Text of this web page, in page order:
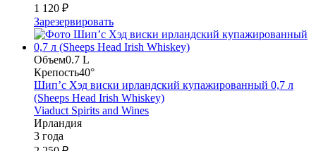
1 120 ₽
Зарезервировать
Объем0.7 L
Крепость40°
Шип’с Хэд виски ирландский купажированный 0,7 л
(Sheeps Head Irish Whiskey)
Viaduct Spirits and Wines
Ирландия
3 года